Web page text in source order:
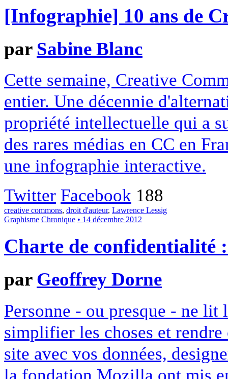
[Infographie] 10 ans de
par Sabine Blanc
Cette semaine, Creative
entier. Une décennie
propriété intellectuelle qui a
des rares médias en CC en
une infographie interactive.
Twitter Facebook 188
creative commons, droit d'auteur, Lawrence Lessig
Graphisme Chronique • 14 décembre 2012
Charte de confidentialité
par Geoffrey Dorne
Personne - ou presque - ne
simplifier les choses et
site avec vos données,
la fondation Mozilla ont mis